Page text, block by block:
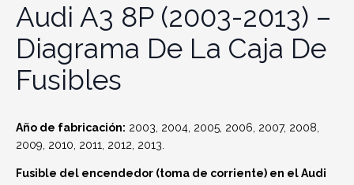
Audi A3 8P (2003-2013) –
Diagrama De La Caja De
Fusibles
Año de fabricación: 2003, 2004, 2005, 2006, 2007, 2008,
2009, 2010, 2011, 2012, 2013.
Fusible del encendedor (toma de corriente) en el Audi